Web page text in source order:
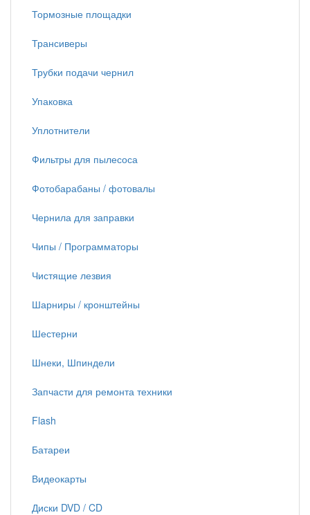
Тормозные площадки
Трансиверы
Трубки подачи чернил
Упаковка
Уплотнители
Фильтры для пылесоса
Фотобарабаны / фотовалы
Чернила для заправки
Чипы / Программаторы
Чистящие лезвия
Шарниры / кронштейны
Шестерни
Шнеки, Шпиндели
Запчасти для ремонта техники
Flash
Батареи
Видеокарты
Диски DVD / CD